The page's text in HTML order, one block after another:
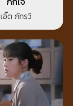
เอิ๊ต ภัทรวี